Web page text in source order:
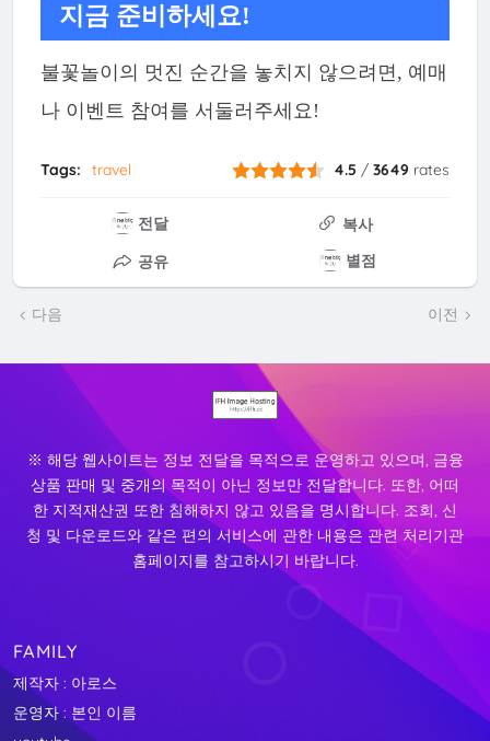
지금 준비하세요!
불꽃놀이의 멋진 순간을 놓치지 않으려면, 예매
나 이벤트 참여를 서둘러주세요!
Tags: travel 4.5 /3649 rates
전달
복사
공유
별점
다음 이전
※ 해당 웹사이트는 정보 전달을 목적으로 운영하고 있으며, 금융
상품 판매 및 중개의 목적이 아닌 정보만 전달합니다. 또한, 어떠
한 지적재산권 또한 침해하지 않고 있음을 명시합니다. 조회, 신
청 및 다운로드와 같은 편의 서비스에 관한 내용은 관련 처리기관
홈페이지를 참고하시기 바랍니다.
FAMILY
제작자 : 아로스
운영자 : 본인 이름